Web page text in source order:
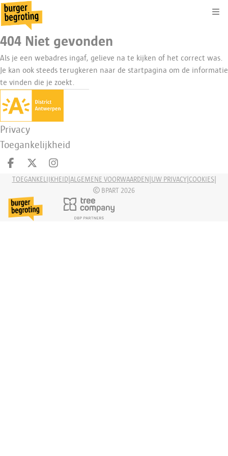
404 Niet gevonden
Als je een webadres ingaf, gelieve na te kijken of het correct was.
Je kan ook steeds terugkeren naar de startpagina om de informatie
te vinden die je zoekt.
Privacy
Toegankelijkheid
Deel op facebook
Deel op XDeel op Instagram
TOEGANKELIJKHEID| ALGEMENE VOORWAARDEN UW PRIVACY| COOKIES|
BPART 2026